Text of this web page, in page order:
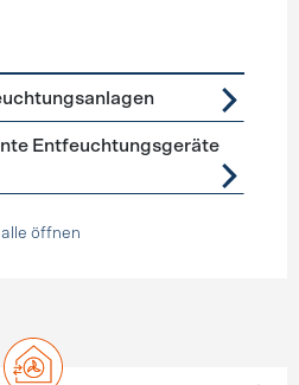
Beleuchtung
Entfeuchtungsgeräte
alle öffnen